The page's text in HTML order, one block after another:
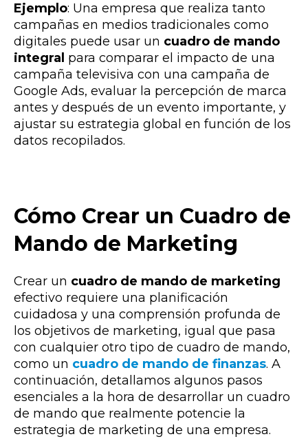
Ejemplo: Una empresa que realiza tanto
campañas en medios tradicionales como
digitales puede usar un cuadro de mando
integral para comparar el impacto de una
campaña televisiva con una campaña de
Google Ads, evaluar la percepción de marca
antes y después de un evento importante, y
ajustar su estrategia global en función de los
datos recopilados.
Cómo Crear un Cuadro de
Mando de Marketing
Crear un cuadro de mando de marketing
efectivo requiere una planificación
cuidadosa y una comprensión profunda de
los objetivos de marketing, igual que pasa
con cualquier otro tipo de cuadro de mando,
como un cuadro de mando de finanzas. A
continuación, detallamos algunos pasos
esenciales a la hora de desarrollar un cuadro
de mando que realmente potencie la
estrategia de marketing de una empresa.